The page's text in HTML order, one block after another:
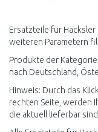
Ersatzteile für
weiteren Parametern
Produkte der
nach Deutschland,
Hinweis: Durch das
rechten Seite, werden
die aktuell lieferbar